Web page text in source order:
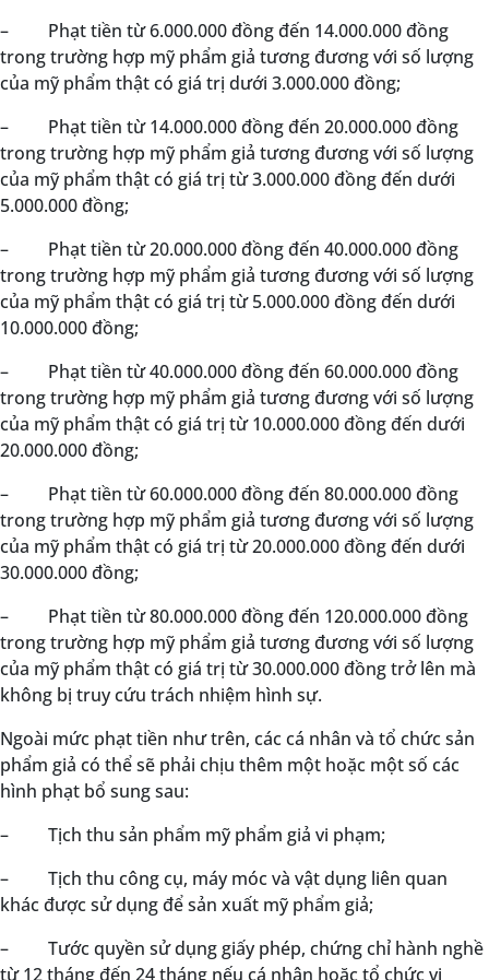
–
Phạt tiền từ 6.000.000 đồng đến 14.000.000 đồng
trong trường hợp mỹ phẩm giả tương đương với số lượng
của mỹ phẩm thật có giá trị dưới 3.000.000 đồng;
–
Phạt tiền từ 14.000.000 đồng đến 20.000.000 đồng
trong trường hợp mỹ phẩm giả tương đương với số lượng
của mỹ phẩm thật có giá trị từ 3.000.000 đồng đến dưới
5.000.000 đồng;
–
Phạt tiền từ 20.000.000 đồng đến 40.000.000 đồng
trong trường hợp mỹ phẩm giả tương đương với số lượng
của mỹ phẩm thật có giá trị từ 5.000.000 đồng đến dưới
10.000.000 đồng;
–
Phạt tiền từ 40.000.000 đồng đến 60.000.000 đồng
trong trường hợp mỹ phẩm giả tương đương với số lượng
của mỹ phẩm thật có giá trị từ 10.000.000 đồng đến dưới
20.000.000 đồng;
–
Phạt tiền từ 60.000.000 đồng đến 80.000.000 đồng
trong trường hợp mỹ phẩm giả tương đương với số lượng
của mỹ phẩm thật có giá trị từ 20.000.000 đồng đến dưới
30.000.000 đồng;
–
Phạt tiền từ 80.000.000 đồng đến 120.000.000 đồng
trong trường hợp mỹ phẩm giả tương đương với số lượng
của mỹ phẩm thật có giá trị từ 30.000.000 đồng trở lên mà
không bị truy cứu trách nhiệm hình sự.
Ngoài mức phạt tiền như trên, các cá nhân và tổ chức sản
phẩm giả có thể sẽ phải chịu thêm một hoặc một số các
hình phạt bổ sung sau:
–
Tịch thu sản phẩm mỹ phẩm giả vi phạm;
–
Tịch thu công cụ, máy móc và vật dụng liên quan
khác được sử dụng để sản xuất mỹ phẩm giả;
–
Tước quyền sử dụng giấy phép, chứng chỉ hành nghề
từ 12 tháng đến 24 tháng nếu cá nhân hoặc tổ chức vi